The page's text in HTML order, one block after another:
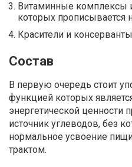
Витаминные комплексы
которых прописывается
Красители и
Состав
В первую очередь стоит
функцией которых
энергетической ценности
источник углеводов, без
нормальное усвоение
трактом.